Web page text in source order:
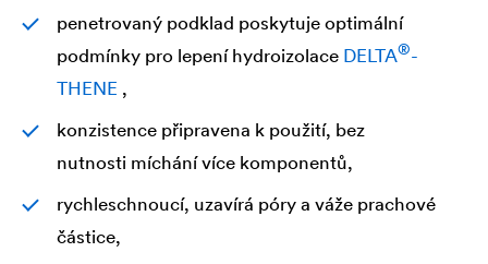
penetrovaný podklad poskytuje optimální
podmínky pro lepení hydroizolace DELTA®-
THENE ,
konzistence připravena k použití, bez
nutnosti míchání více komponentů,
rychleschnoucí, uzavírá póry a váže prachové
částice,